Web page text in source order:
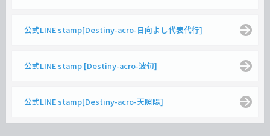
公式LINE stamp[Destiny-acro-日向よし代表代行]
公式LINE stamp [Destiny-acro-波旬]
公式LINE stamp[Destiny-acro-天照陽]